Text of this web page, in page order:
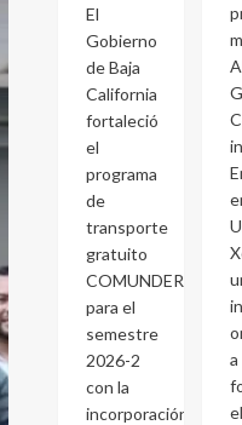
El
Gobierno
de Baja
California
fortaleció
el
programa
de
transporte
gratuito
COMUNDER
para el
semestre
2026-2
con la
incorporación
a
el